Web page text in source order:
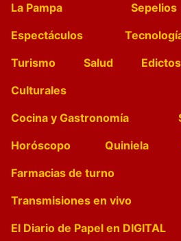
La Pampa Sepelios
Espectáculos
Turismo
Salud Edictos
Culturales
Cocina y Gastronomía
Horóscopo
Quiniela
Farmacias de turno
Transmisiones en vivo
El Diario de Papel en DIGITAL